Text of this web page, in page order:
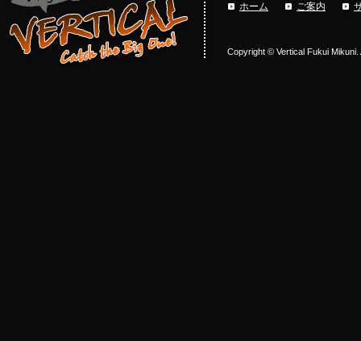
ホーム ご案内
Copyright © Vertical Fukui